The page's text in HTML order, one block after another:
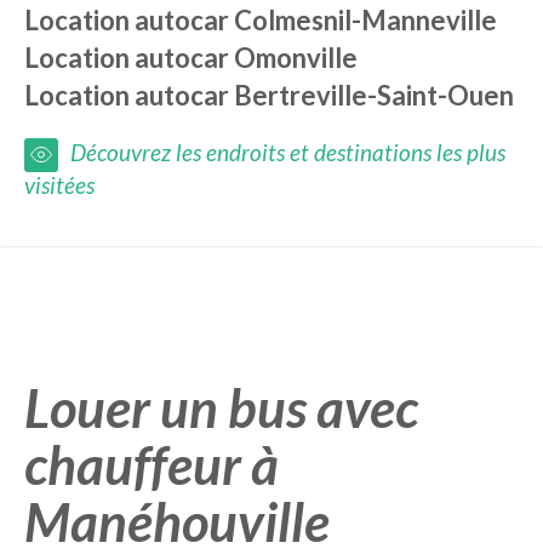
Location autocarColmesnil-Manneville
Location autocarOmonville
Location autocar Bertreville-Saint-Ouen
Découvrez les endroits et destinations les plus
visitées
Louer un bus avec
chauffeur à
Manéhouville